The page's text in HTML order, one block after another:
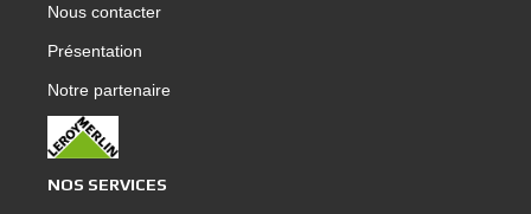
Nous contacter
Présentation
Notre partenaire
NOS SERVICES